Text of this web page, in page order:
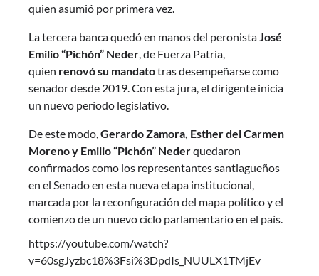
quien asumió por primera vez.
La tercera banca quedó en manos del peronista José
Emilio “Pichón” Neder , de Fuerza Patria,
quien renovó su mandatotras desempeñarse como
senador desde 2019. Con esta jura, el dirigente inicia
un nuevo período legislativo.
De este modo, Gerardo Zamora, Esther del Carmen
Moreno y Emilio “Pichón” Nederquedaron
confirmados como los representantes santiagueños
en el Senado en esta nueva etapa institucional,
marcada por la reconfiguración del mapa político y el
comienzo de un nuevo ciclo parlamentario en el país.
https://youtube.com/watch?
v=60sgJyzbc18%3Fsi%3DpdIs_NUULX1TMjEv